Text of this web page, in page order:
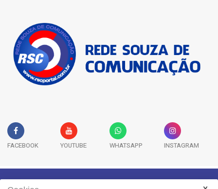
FACEBOOK YOUTUBE WHATSAPP INSTAGRAM